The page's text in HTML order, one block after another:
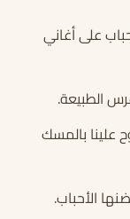
على أغاني
الطبيعة.
علينا بالمسك
الأحباب.